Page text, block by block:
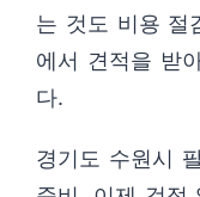
는 것도 비용 절
에서 견적을 받
다.
경기도 수원시